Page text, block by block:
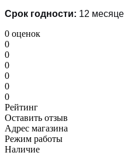
Срок годности: 12
0 оценок
0
0
0
0
0
0
Рейтинг
Оставить отзыв
Адрес магазина
Режим работы
Наличие